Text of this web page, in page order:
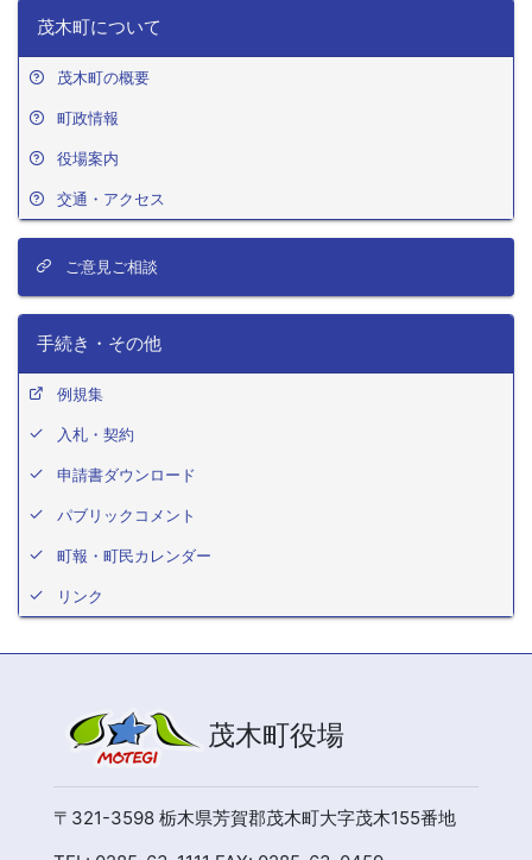
茂木町について
茂木町の概要
町政情報
役場案内
交通・アクセス
ご意見ご相談
手続き・その他
例規集
入札・契約
申請書ダウンロード
パブリックコメント
町報・町民カレンダー
リンク
茂木町役場
〒321-3598 栃木県芳賀郡茂木町大字茂木155番地